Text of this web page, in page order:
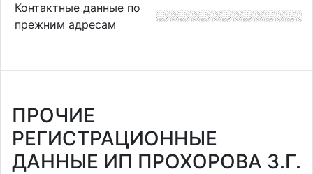
Контактные данные по
прежним адресам
ПРОЧИЕ
РЕГИСТРАЦИОННЫЕ
ДАННЫЕ ИП ПРОХОРОВА З.Г.